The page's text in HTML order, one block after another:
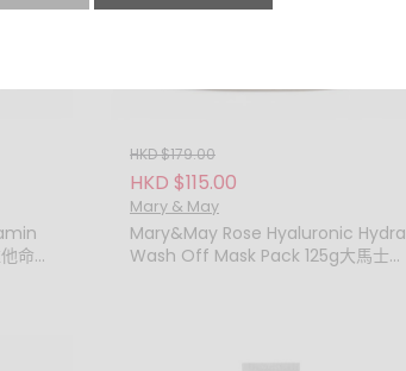
命C
HKD $179.00
HKD $115.00
Mary & May
Mary&May Rose Hyaluronic Hydra
Wash Off Mask Pack 125g大馬士革
、香味、包裝、效果等等客觀意見。
受破壞、損毀或不完整。
產品、清貨產品或特賣產品。
。
網站保留最終決定權不得議異。